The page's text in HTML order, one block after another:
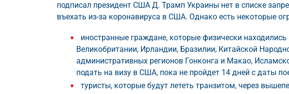
подписал президент США Д. Трамп Украины нет в списке
въехать из-за коронавируса в США. Однако есть некоторые
иностранные граждане, которые физически
Великобритании, Ирландии, Бразилии, Китайской
административных регионов Гонконга и Макао,
подать на визу в США, пока не пройдет 14 дней с даты
туристы, которые будут лететь транзитом, через